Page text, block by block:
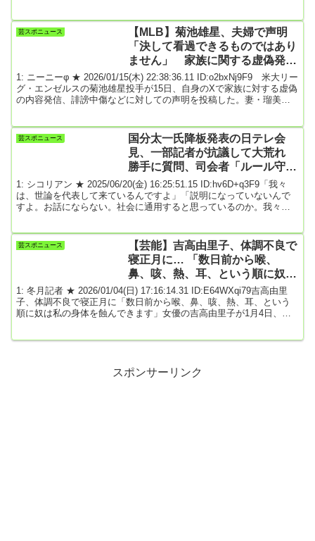
でライバーの斉藤優里を招いてトークイベントを行うと発表し、話
題を集めている。『枝野幸男Special Talk Live V...
芸スポニュース
【MLB】菊池雄星、夫婦で声明
「決して看過できるものではあり
ません」 家族に関する虚偽発
信、誹謗中傷に「これまで以上に
厳しく対応」
1: ニーニーφ ★ 2026/01/15(木) 22:38:36.11 ID:o2bxNj9F9 米大リー
グ・エンゼルスの菊池雄星投手が15日、自身のXで家族に対する虚偽
の内容発信、誹謗中傷などに対しての声明を投稿した。妻・瑠美さ
題した声明画像を投稿。「いつもたくさんのご声援をいただき、あ
りがとうございます。まもなく2026年シーズンの開幕を迎えます。
芸スポニュース
国分太一氏降板発表の日テレ会
見、一部記者が抗議して大荒れ
勝手に質問、司会者「ルール守っ
て」
1: シコリアン ★ 2025/06/20(金) 16:25:51.15 ID:hv6D+q3F9「我々
は、世論を代表して来ているんですよ」「説明になっていないんで
すよ。お話にならない。社会に通用すると思っているのか。我々
を優先させていただきます」と応酬が続いた。そんな中で、司会者
が割って入り、名前を名乗らず勝手に質問をしないでほしいとし
て、「ルールを守って下さい」と呼びか...
芸スポニュース
【芸能】吉高由里子、体調不良で
寝正月に… 「数日前から喉、
鼻、咳、熱、耳、という順に奴は
私の身体を蝕んできます」
1: 冬月記者 ★ 2026/01/04(日) 17:16:14.31 ID:E64WXqi79吉高由里
子、体調不良で寝正月に「数日前から喉、鼻、咳、熱、耳、という
順に奴は私の身体を蝕んできます」女優の吉高由里子が1月4日、自
年から風邪を引いたこと...スポンサーリンク